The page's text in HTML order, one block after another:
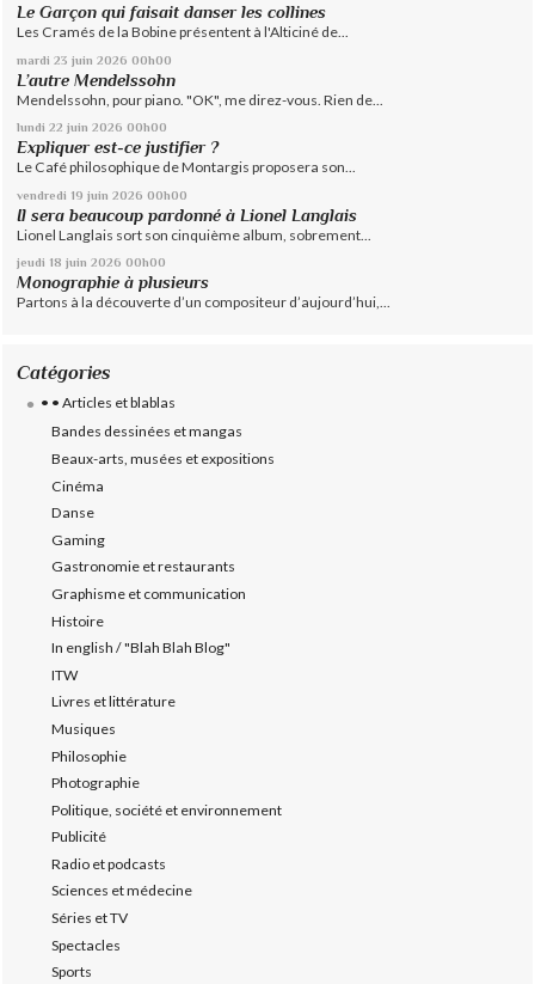
Le Garçon qui faisait danser les collines
Les Cramés de la Bobine présentent à l'Alticiné de...
mardi 23 juin 2026 00h00
L’autre Mendelssohn
Mendelssohn, pour piano. "OK", me direz-vous. Rien de...
lundi 22 juin 2026 00h00
Expliquer est-ce justifier ?
Le Café philosophique de Montargis proposera son...
vendredi 19 juin 2026 00h00
Il sera beaucoup pardonné à Lionel Langlais
Lionel Langlais sort son cinquième album, sobrement...
jeudi 18 juin 2026 00h00
Monographie à plusieurs
Partons à la découverte d’un compositeur d’aujourd’hui,...
Catégories
• • Articles et blablas
Bandes dessinées et mangas
Beaux-arts, musées et expositions
Cinéma
Danse
Gaming
Gastronomie et restaurants
Graphisme et communication
Histoire
In english / "Blah Blah Blog"
ITW
Livres et littérature
Musiques
Philosophie
Photographie
Politique, société et environnement
Publicité
Radio et podcasts
Sciences et médecine
Séries et TV
Spectacles
Sports